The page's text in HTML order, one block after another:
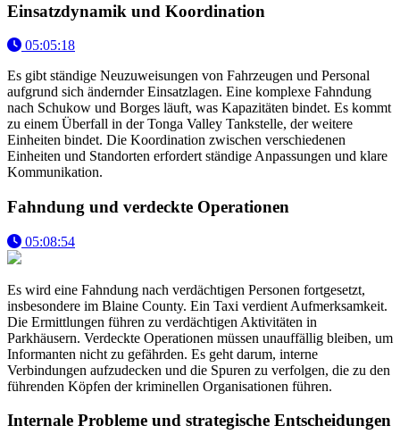
Einsatzdynamik und Koordination
05:05:18
Es gibt ständige Neuzuweisungen von Fahrzeugen und Personal
aufgrund sich ändernder Einsatzlagen. Eine komplexe Fahndung
nach Schukow und Borges läuft, was Kapazitäten bindet. Es kommt
zu einem Überfall in der Tonga Valley Tankstelle, der weitere
Einheiten bindet. Die Koordination zwischen verschiedenen
Einheiten und Standorten erfordert ständige Anpassungen und klare
Kommunikation.
Fahndung und verdeckte Operationen
05:08:54
Es wird eine Fahndung nach verdächtigen Personen fortgesetzt,
insbesondere im Blaine County. Ein Taxi verdient Aufmerksamkeit.
Die Ermittlungen führen zu verdächtigen Aktivitäten in
Parkhäusern. Verdeckte Operationen müssen unauffällig bleiben, um
Informanten nicht zu gefährden. Es geht darum, interne
Verbindungen aufzudecken und die Spuren zu verfolgen, die zu den
führenden Köpfen der kriminellen Organisationen führen.
Internale Probleme und strategische Entscheidungen